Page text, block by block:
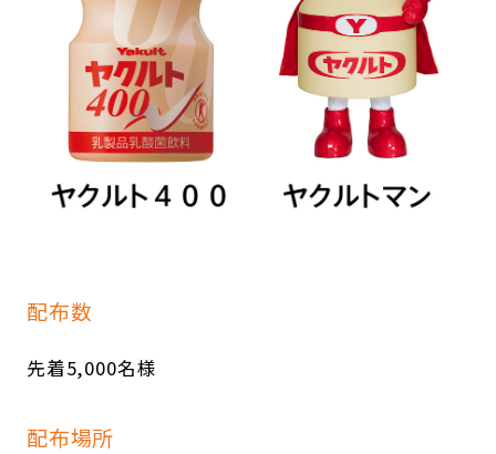
配布数
先着5,000名様
配布場所